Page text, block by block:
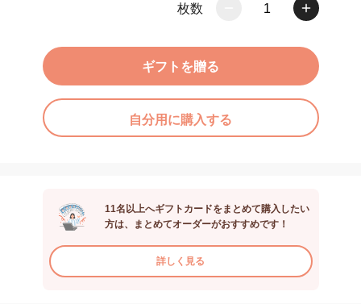
枚数 1
ギフトを贈る
自分用に購入する
11名以上へギフトカードをまとめて購入したい
方は、まとめてオーダーがおすすめです！
詳しく見る